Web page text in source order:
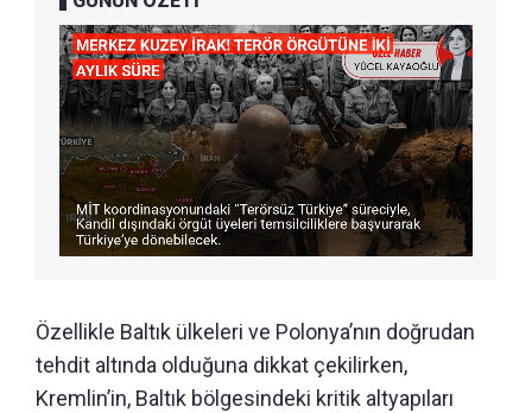
Özellikle Baltık ülkeleri ve Polonya’nın doğrudan
tehdit altında olduğuna dikkat çekilirken,
Kremlin’in, Baltık bölgesindeki kritik altyapıları